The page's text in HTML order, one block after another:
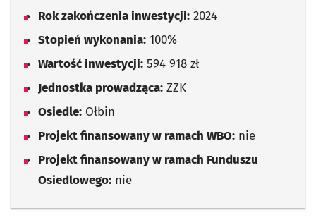
Rok zakończenia inwestycji: 2024
Stopień wykonania: 100%
Wartość inwestycji: 594 918 zł
Jednostka prowadząca: ZZK
Osiedle: Ołbin
Projekt finansowany w ramach WBO: nie
Projekt finansowany w ramach Funduszu
Osiedlowego: nie